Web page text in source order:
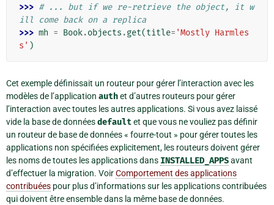
>>> # ... but if we re-retrieve the object, it w
ill come back on a replica
>>> mh = Book.objects .get(title= 'Mostly Harmles
s' )
Cet exemple définissait un routeur pour gérer l’interaction avec les
modèles de l’application authet d’autres routeurs pour gérer
l’interaction avec toutes les autres applications. Si vous avez laissé
vide la base de donnéesdefaultet que vous ne vouliez pas définir
un routeur de base de données « fourre-tout » pour gérer toutes les
applications non spécifiées explicitement, les routeurs doivent gérer
les noms de toutes les applications dans INSTALLED_APPSavant
d’effectuer la migration. VoirComportement des applications
contribuées pour plus d’informations sur les applications contribuées
qui doivent être ensemble dans la même base de données.